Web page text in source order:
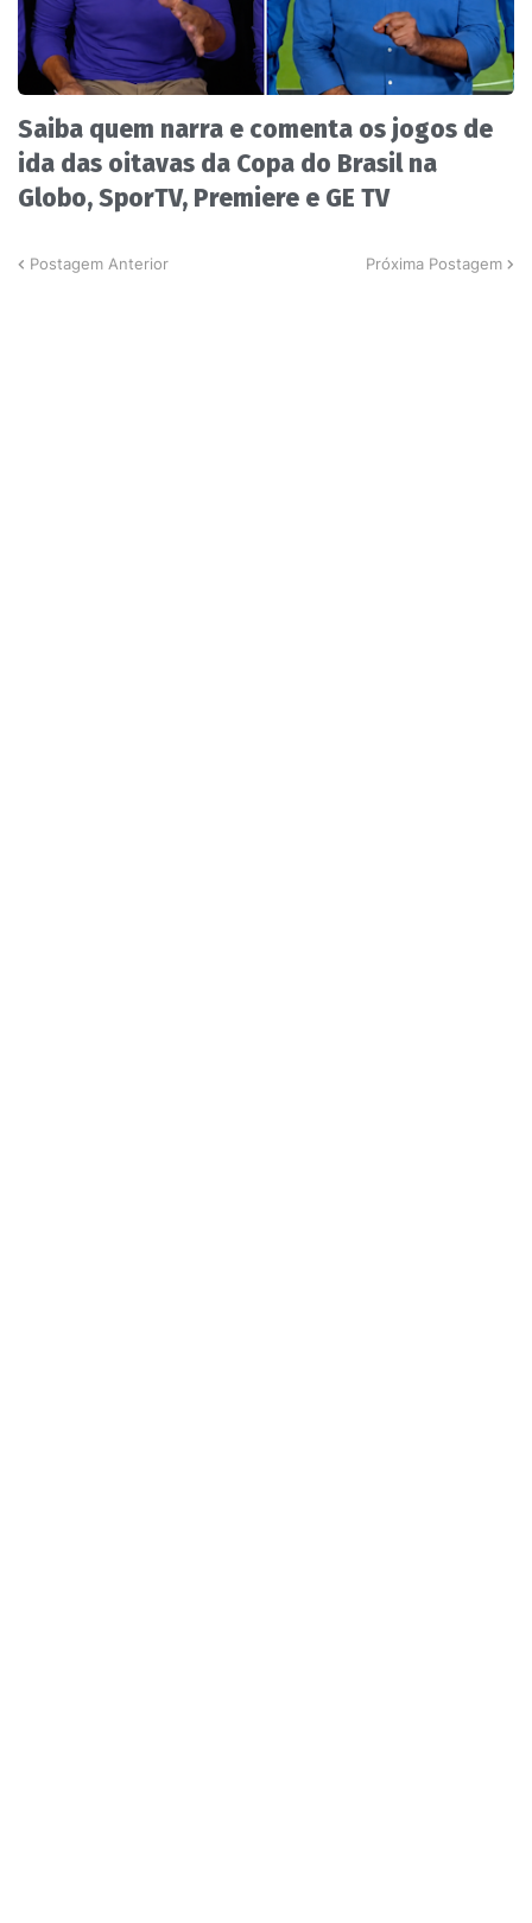
Saiba quem narra e comenta os jogos de
ida das oitavas da Copa do Brasil na
Globo, SporTV, Premiere e GE TV
Postagem Anterior Próxima Postagem